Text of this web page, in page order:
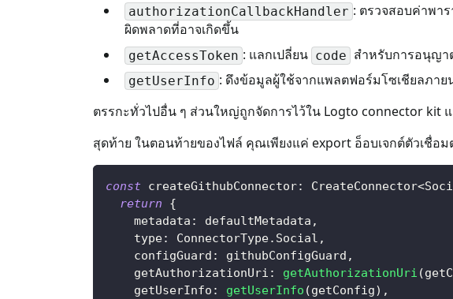
authorizationCallbackHandler : ตรวจสอบค่าพา
ผิดพลาดที่อาจเกิดขึ้น
getAccessToken : แลกเปลี่ยน code สำหรับการอนุญา
getUserInfo : ดึงข้อมูลผู้ใช้จากแพลตฟอร์มโซเชียลภาย
ตรรกะทั่วไปอื่น ๆ ส่วนใหญ่ถูกจัดการไว้ใน Logto connector kit
สุดท้าย ในตอนท้ายของไฟล์ คุณเพียงแค่ export อ็อบเจกต์ตัวเชื่อ
const createGithubConnector: CreateConnector<
return
{
    metadata
: defaultMetadata ,
    type
: ConnectorType. Social ,
    configGuard
: githubConfigGuard ,
    getAuthorizationUri
: getAuthorizationUri (
    getUserInfo
: getUserInfo (getConfig) ,